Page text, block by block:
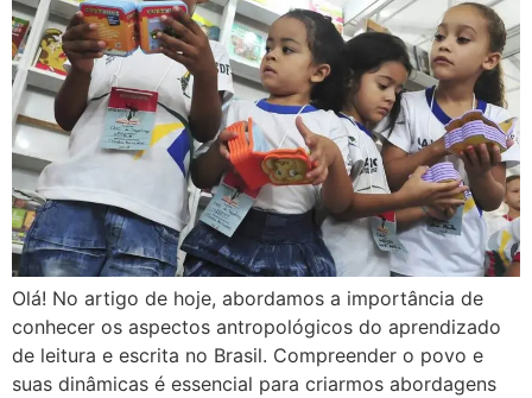
Olá! No artigo de hoje, abordamos a importância de
conhecer os aspectos antropológicos do aprendizado
de leitura e escrita no Brasil. Compreender o povo e
suas dinâmicas é essencial para criarmos abordagens